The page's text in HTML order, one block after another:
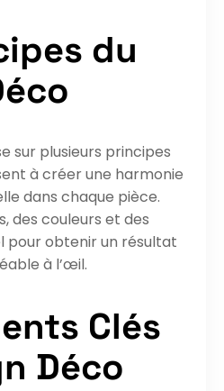
du
sur plusieurs principes
à créer une harmonie
dans chaque pièce.
des couleurs et des
pour obtenir un résultat
à l’œil.
Clés
Déco